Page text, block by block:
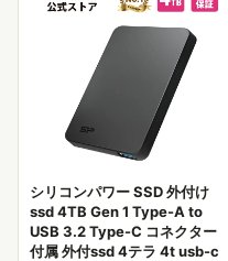
シリコンパワー SSD 外付け
ssd 4TB Gen 1 Type-A to
USB 3.2 Type-C コネクター
付属 外付ssd 4テラ 4t usb-c